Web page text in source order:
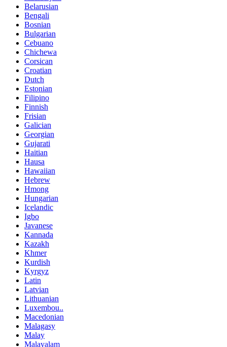
Belarusian
Bengali
Bosnian
Bulgarian
Cebuano
Chichewa
Corsican
Croatian
Dutch
Estonian
Filipino
Finnish
Frisian
Galician
Georgian
Gujarati
Haitian
Hausa
Hawaiian
Hebrew
Hmong
Hungarian
Icelandic
Igbo
Javanese
Kannada
Kazakh
Khmer
Kurdish
Kyrgyz
Latin
Latvian
Lithuanian
Luxembou..
Macedonian
Malagasy
Malay
Malayalam